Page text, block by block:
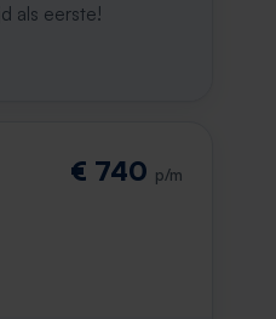
als eerste!
€ 740 p/m